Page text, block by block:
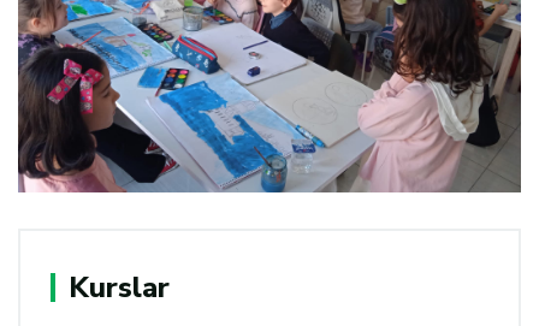
Kurslar